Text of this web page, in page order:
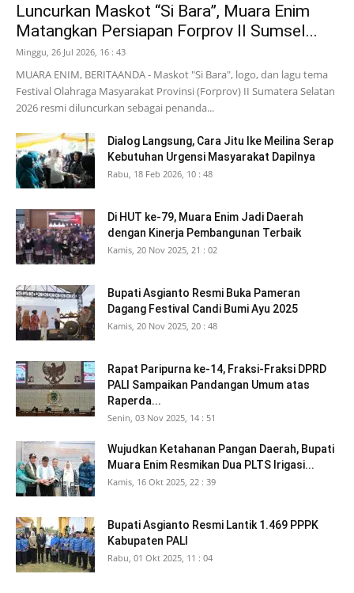
Luncurkan Maskot “Si Bara”, Muara Enim
Matangkan Persiapan Forprov II Sumsel...
Minggu, 26 Jul 2026, 16 : 43
MUARA ENIM, BERITAANDA - Maskot "Si Bara", logo, dan lagu tema
Festival Olahraga Masyarakat Provinsi (Forprov) II Sumatera Selatan
2026 resmi diluncurkan sebagai penanda...
Dialog Langsung, Cara Jitu Ike Meilina Serap
Kebutuhan Urgensi Masyarakat Dapilnya
Rabu, 18 Feb 2026, 10 : 48
Di HUT ke-79, Muara Enim Jadi Daerah
dengan Kinerja Pembangunan Terbaik
Kamis, 20 Nov 2025, 21 : 02
Bupati Asgianto Resmi Buka Pameran
Dagang Festival Candi Bumi Ayu 2025
Kamis, 20 Nov 2025, 20 : 48
Rapat Paripurna ke-14, Fraksi-Fraksi DPRD
PALI Sampaikan Pandangan Umum atas
Raperda...
Senin, 03 Nov 2025, 14 : 51
Wujudkan Ketahanan Pangan Daerah, Bupati
Muara Enim Resmikan Dua PLTS Irigasi...
Kamis, 16 Okt 2025, 22 : 39
Bupati Asgianto Resmi Lantik 1.469 PPPK
Kabupaten PALI
Rabu, 01 Okt 2025, 11 : 04